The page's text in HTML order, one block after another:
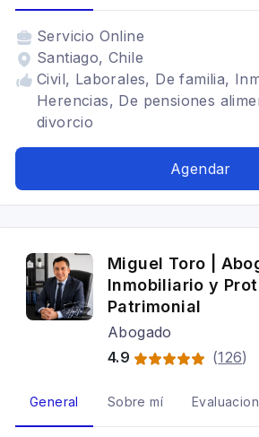
Servicio Online
Santiago, Chile
Civil, Laborales, De familia,
Herencias, De pensiones
divorcio
Agendar
Miguel Toro |
Inmobiliario y
Patrimonial
Abogado
4.9
(126)
General Sobre mí